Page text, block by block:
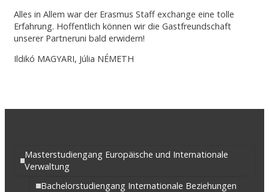
Alles in Allem war der Erasmus Staff exchange eine tolle
Erfahrung. Hoffentlich können wir die Gastfreundschaft
unserer Partneruni bald erwidern!
Ildikó MAGYARI, Júlia NÉMETH
Masterstudiengang Europäische und Internationale
Verwaltung
Bachelorstudiengang Internationale Beziehungen